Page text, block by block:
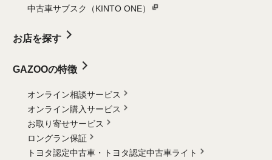
中古車サブスク（KINTO ONE）
お店を探す
GAZOOの特徴
オンライン相談サービス
オンライン購入サービス
お取り寄せサービス
ロングラン保証
トヨタ認定中古車・
トヨタ認定中古車ライト